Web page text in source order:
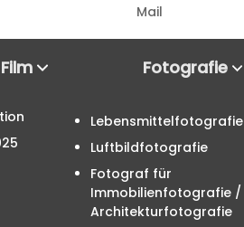
Mail
Fotografie
Lebensmittelfotografie
Luftbildfotografie
Fotograf für
Immobilienfotografie /
Architekturfotografie